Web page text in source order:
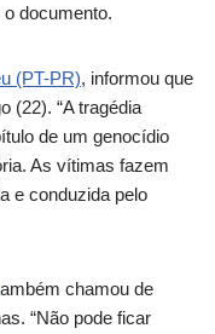
documento.
(PT-PR), informou que
(22). “A tragédia
de um genocídio
As vítimas fazem
e conduzida pelo
chamou de
“Não pode ficar